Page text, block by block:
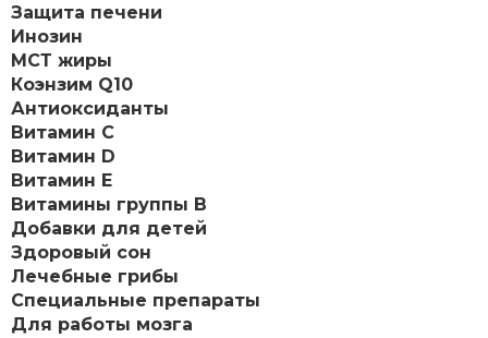
Защита печени
Инозин
МСТ жиры
Коэнзим Q10
Антиоксиданты
Витамин С
Витамин D
Витамин Е
Витамины группы B
Добавки для детей
Здоровый сон
Лечебные грибы
Специальные препараты
Для работы мозга